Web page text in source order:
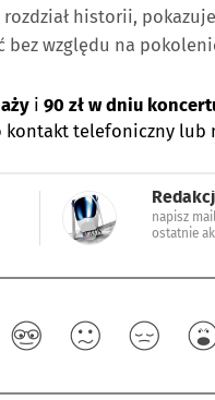
historii,
bez względu na
i 90 zł w dniu
kontakt telefoniczny lub
napisz
ostatnie